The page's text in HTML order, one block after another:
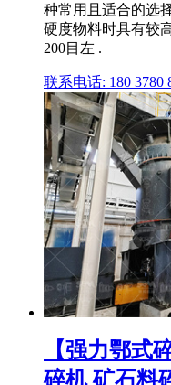
种常用且适合的选
硬度物料时具有较
200目左 .
联系电话: 180 3780
【强力鄂式
碎机 矿石料